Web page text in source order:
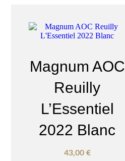
Magnum AOC
Reuilly
L’Essentiel
2022 Blanc
43,00 €